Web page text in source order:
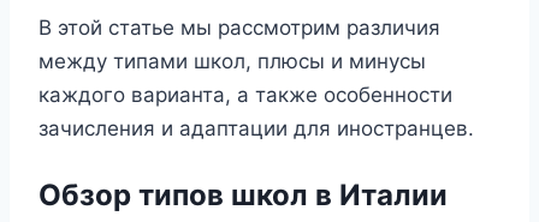
В этой статье мы рассмотрим различия
между типами школ, плюсы и минусы
каждого варианта, а также особенности
зачисления и адаптации для иностранцев.
Обзор типов школ в Италии